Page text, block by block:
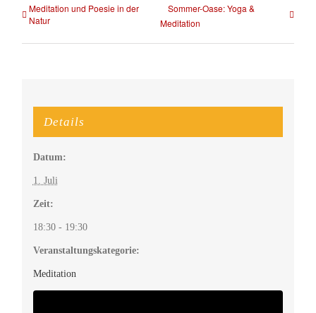
Meditation und Poesie in der
Natur
Sommer-Oase: Yoga &
Meditation
Details
Datum:
1. Juli
Zeit:
18:30 - 19:30
Veranstaltungskategorie:
Meditation